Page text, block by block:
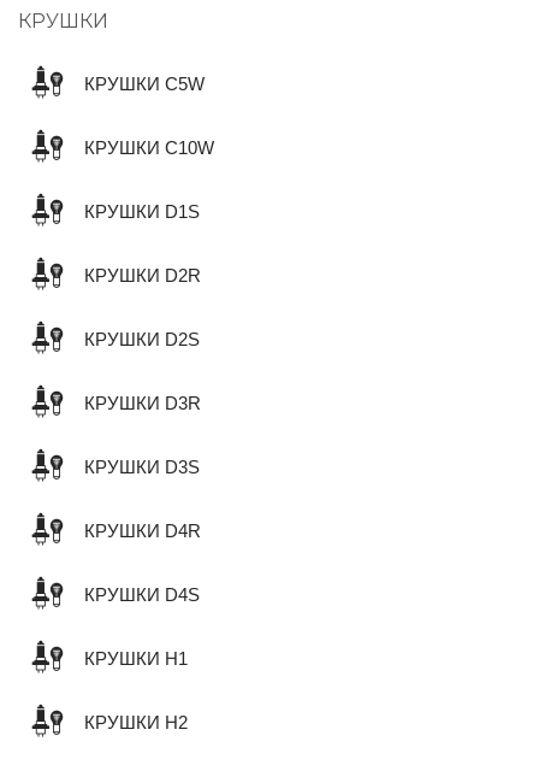
КРУШКИ
КРУШКИ C5W
КРУШКИ C10W
КРУШКИ D1S
КРУШКИ D2R
КРУШКИ D2S
КРУШКИ D3R
КРУШКИ D3S
КРУШКИ D4R
КРУШКИ D4S
КРУШКИ H1
КРУШКИ H2